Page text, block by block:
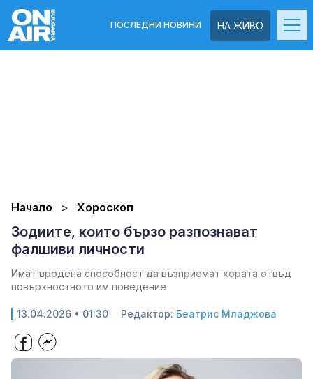
НА ЖИВО
ПОСЛЕДНИ НОВИНИ
Начало Хороскоп
Зодиите, които бързо разпознават
фалшиви личности
Имат вродена способност да възприемат хората отвъд
повърхностното им поведение
13.04.2026 • 01:30 Редактор: Беатрис Младжова